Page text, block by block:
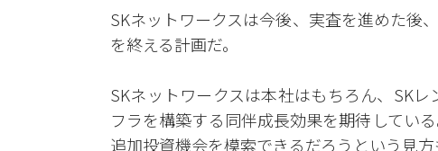
SKネットワークスは今後、実査を進めた後
を終える計画だ。
SKネットワークスは本社はもちろん、SK
フラを構築する同伴成長効果を期待してい
追加投資機会を模索できるだろうという見方